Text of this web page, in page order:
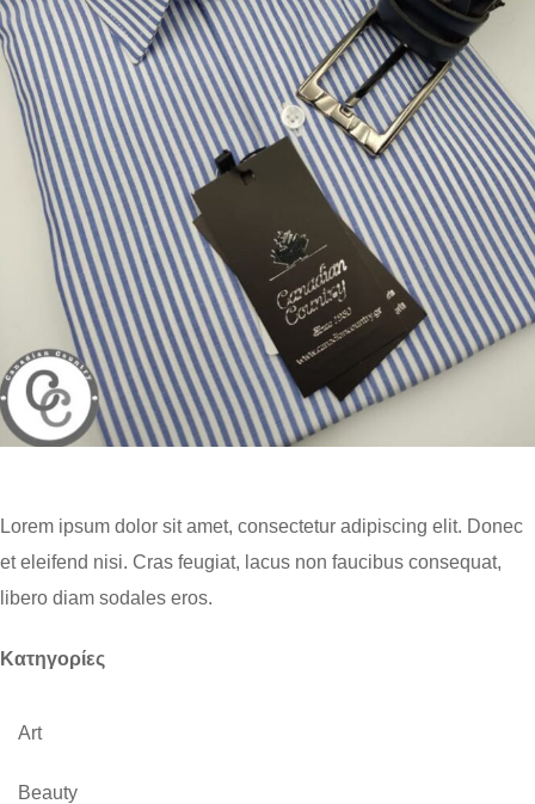
Lorem ipsum dolor sit amet, consectetur adipiscing elit. Donec
et eleifend nisi. Cras feugiat, lacus non faucibus consequat,
libero diam sodales eros.
Kατηγορίες
Art
Beauty